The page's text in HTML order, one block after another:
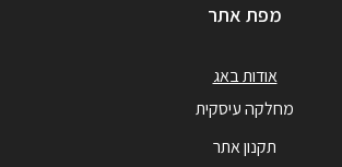
מפת אתר
אודות באג
מחלקה עיסקית
תקנון אתר